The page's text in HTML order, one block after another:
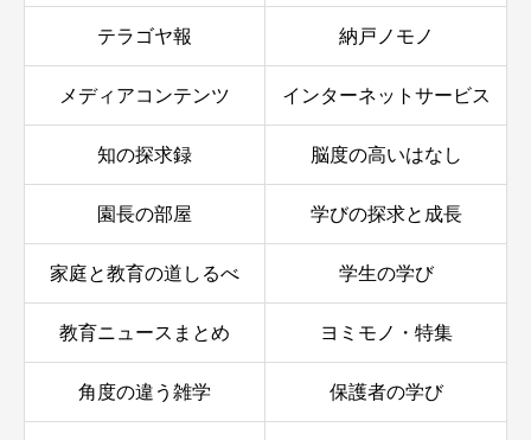
テラゴヤ報 納戸ノモノ
メディアコンテンツ インターネットサービス
知の探求録 脳度の高いはなし
園長の部屋 学びの探求と成長
家庭と教育の道しるべ 学生の学び
教育ニュースまとめ ヨミモノ・特集
角度の違う雑学 保護者の学び